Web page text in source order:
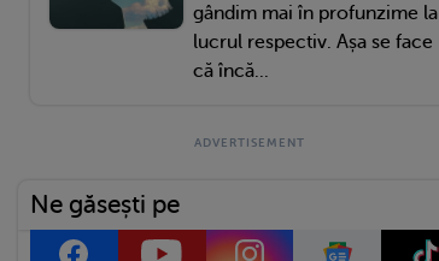
gândim mai în profunzime la
lucrul respectiv. Așa se face
că încă...
Ne găsești pe